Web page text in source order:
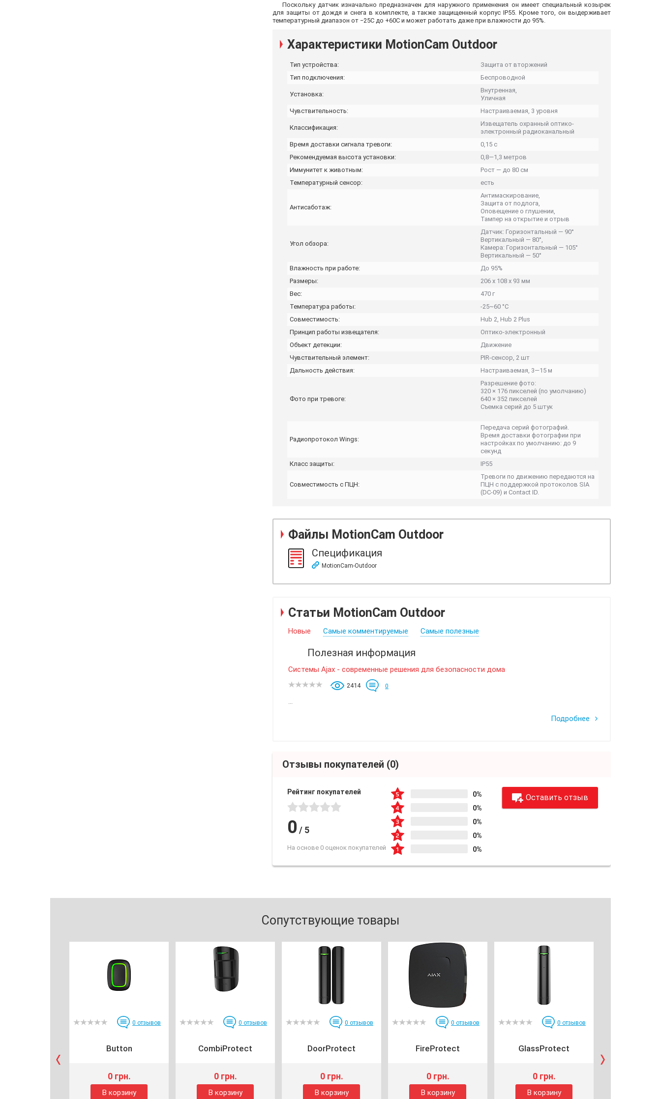
Поскольку датчик изначально предназначен для наружного применения он имеет специальный козырек
для защиты от дождя и снега в комплекте, а также защищенный корпус IP55. Кроме того, он выдерживает
температурный диапазон от −25С до +60С и может работать даже при влажности до 95%.
Характеристики MotionCam Outdoor
Тип устройства:
Защита от вторжений
Тип подключения:
Беспроводной
Установка:
Внутренная,
Уличная
Чувствительность:
Настраиваемая, 3 уровня
Классификация:
Извещатель охранный оптико-
электронный радиоканальный
Время доставки сигнала тревоги:
0,15 с
Рекомендуемая высота установки:
0,8—1,3 метров
Иммунитет к животным:
Рост — до 80 см
Температурный сенсор:
есть
Антисаботаж:
Антимаскирование,
Защита от подлога,
Оповещение о глушении,
Тампер на открытие и отрыв
Угол обзора:
Датчик: Горизонтальный — 90°
Вертикальный — 80°,
Камера: Горизонтальный — 105°
Вертикальный — 50°
Влажность при работе:
До 95%
Размеры:
206 х 108 х 93 мм
Вес:
470 г
Температура работы:
-25~60 °C
Совместимость:
Hub 2, Hub 2 Plus
Принцип работы извещателя:
Оптико-электронный
Объект детекции:
Движение
Чувствительный элемент:
PIR-сенсор, 2 шт
Дальность действия:
Настраиваемая, 3—15 м
Фото при тревоге:
Разрешение фото:
320 × 176 пикселей (по умолчанию)
640 × 352 пикселей
Съемка серий до 5 штук
Радиопротокол Wings:
Передача серий фотографий.
Время доставки фотографии при
настройках по умолчанию: до 9
секунд
Класс защиты:
IP55
Совместимость с ПЦН:
Тревоги по движению передаются на
ПЦН с поддержкой протоколов SIA
(DC-09) и Contact ID.
Файлы MotionCam Outdoor
Спецификация
MotionCam-Outdoor
Статьи MotionCam Outdoor
Новые Самые комментируемые Самые полезные
Полезная информация
Системы Ajax - современные решения для безопасности дома
2414 0
Подробнее
Отзывы покупателей (0)
Рейтинг покупателей
0 / 5
На основе 0 оценок покупателей
0%
0%
0%
0%
0%
Оставить отзыв
Сопутствующие товары
0 отзывов
Button
0 грн.
В корзину
0 отзывов
CombiProtect
0 грн.
В корзину
0 отзывов
DoorProtect
0 грн.
В корзину
0 отзывов
FireProtect
0 грн.
В корзину
0 отзывов
GlassProtect
0 грн.
В корзину